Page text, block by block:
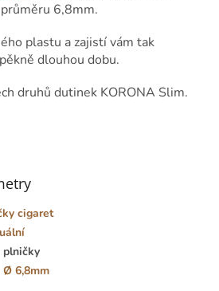
6,8mm.
plastu a zajistí vám tak
dlouhou dobu.
druhů dutinek KORONA Slim.
cigaret
plničky
Ø 6,8mm